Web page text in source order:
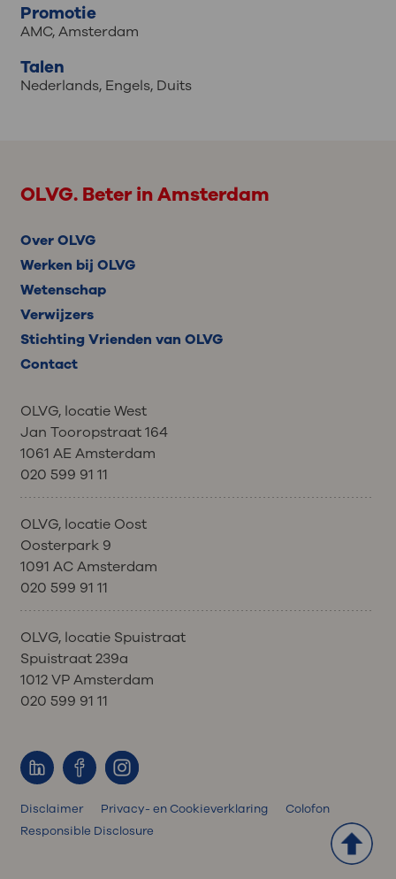
Promotie
AMC, Amsterdam
Talen
Nederlands,Engels,Duits
OLVG. Beter in Amsterdam
Over OLVG
Werken bij OLVG
Wetenschap
Verwijzers
Stichting Vrienden van OLVG
Contact
OLVG, locatie West
Jan Tooropstraat 164
1061 AE Amsterdam
020 599 91 11
OLVG, locatie Oost
Oosterpark 9
1091 AC Amsterdam
020 599 91 11
OLVG, locatie Spuistraat
Spuistraat 239a
1012 VP Amsterdam
020 599 91 11
Disclaimer Privacy- en Cookieverklaring
Colofon
Responsible Disclosure